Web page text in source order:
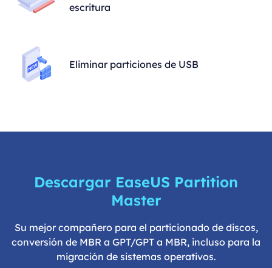
escritura
Eliminar particiones de USB
Descargar EaseUS Partition
Master
Su mejor compañero para el particionado de discos,
conversión de MBR a GPT/GPT a MBR, incluso para la
migración de sistemas operativos.